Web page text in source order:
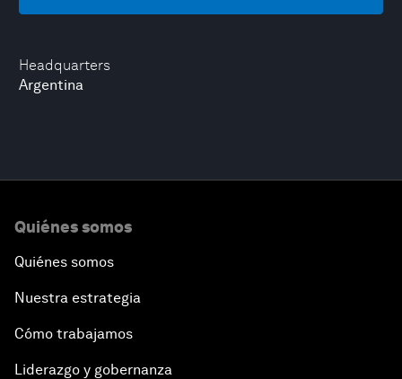
Headquarters
Argentina
Quiénes somos
Quiénes somos
Nuestra estrategia
Cómo trabajamos
Liderazgo y gobernanza